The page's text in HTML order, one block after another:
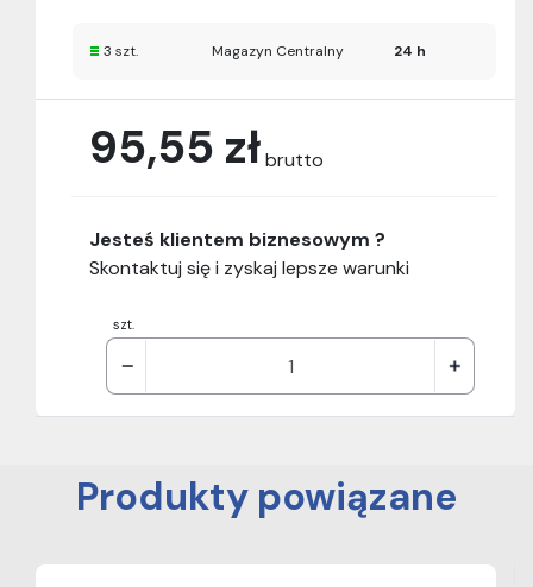
95,55 złbrutto
szt.
Jesteś klientem biznesowym ?
Skontaktuj się i zyskaj lepsze warunki
3 szt. Magazyn Centralny 24 h
Produkty powiązane